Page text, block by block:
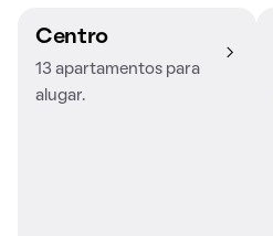
Centro
13 apartamentos para
alugar.